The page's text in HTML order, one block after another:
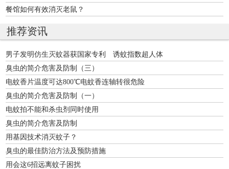
餐馆如何有效消灭老鼠？
推荐资讯
男子发明仿生灭蚊器获国家专利 诱蚊指数超人体
臭虫的简介危害及防制（三）
电蚊香片温度可达800℃电蚊香连轴转很危险
臭虫的简介危害及防制（一）
电蚊拍不能和杀虫剂同时使用
臭虫的简介危害及防制
用基因技术消灭蚊子？
臭虫的最佳防治方法及预防措施
用会这6招远离蚊子困扰